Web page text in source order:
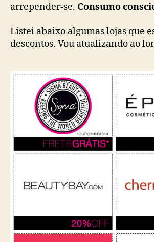
arrepender-se. Consumo
Listei abaixo algumas lojas que
descontos. Vou atualizando ao